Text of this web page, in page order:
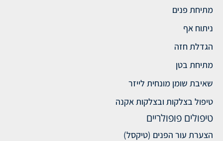
מתיחת פנים
ניתוח אף
הגדלת חזה
מתיחת בטן
שאיבת שומן מונחית לייזר
טיפול בצלקות ובצלקות אקנה
טיפולים פופולריים
הצערת עור הפנים (טיקסל)